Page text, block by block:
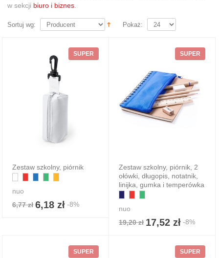
w sekcji biuro i biznes
Sortuj wg: Pokaż:
SUPER
Zestaw szkolny, piórnik
nuo
6,77 zł 6,18 zł -8%
SUPER
Zestaw szkolny, piórnik, 2
ołówki, długopis, notatnik,
linijka, gumka i temperówka
nuo
19,20 zł 17,52 zł -8%
SUPER SUPER